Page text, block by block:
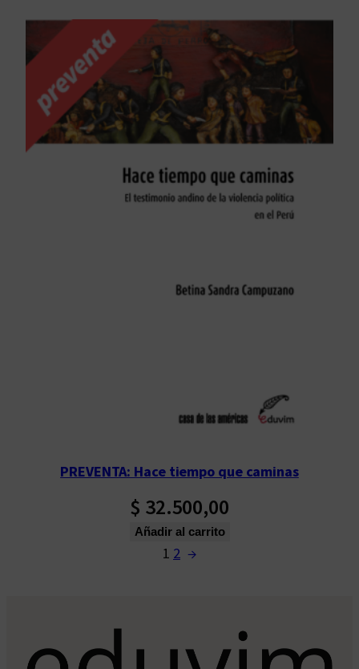
PREVENTA: Hace tiempo que caminas
$ 32.500,00
Añadir al carrito
1 2 →